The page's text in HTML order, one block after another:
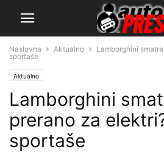
Naslovna Aktualno
Lamborghini
sportaše
Aktualno
Lamborghini
prerano za
sportaše